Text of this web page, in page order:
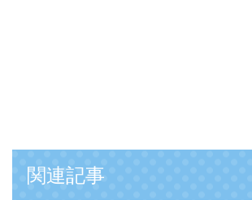
関連記事